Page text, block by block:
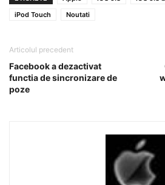
iPod Touch
Noutati
Articolul precedent
Facebook a dezactivat
functia de sincronizare de
poze